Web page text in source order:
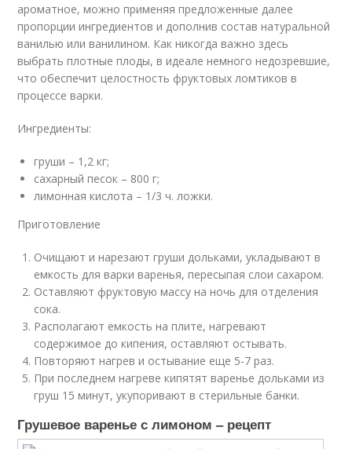
ароматное, можно применяя предложенные далее
пропорции ингредиентов и дополнив состав натуральной
ванилью или ванилином. Как никогда важно здесь
выбрать плотные плоды, в идеале немного недозревшие,
что обеспечит целостность фруктовых ломтиков в
процессе варки.
Ингредиенты:
груши – 1,2 кг;
сахарный песок – 800 г;
лимонная кислота – 1/3 ч. ложки.
Приготовление
Очищают и нарезают груши дольками, укладывают в
емкость для варки варенья, пересыпая слои сахаром.
Оставляют фруктовую массу на ночь для отделения
сока.
Располагают емкость на плите, нагревают
содержимое до кипения, оставляют остывать.
Повторяют нагрев и остывание еще 5-7 раз.
При последнем нагреве кипятят варенье дольками из
груш 15 минут, укупоривают в стерильные банки.
Грушевое варенье с лимоном – рецепт